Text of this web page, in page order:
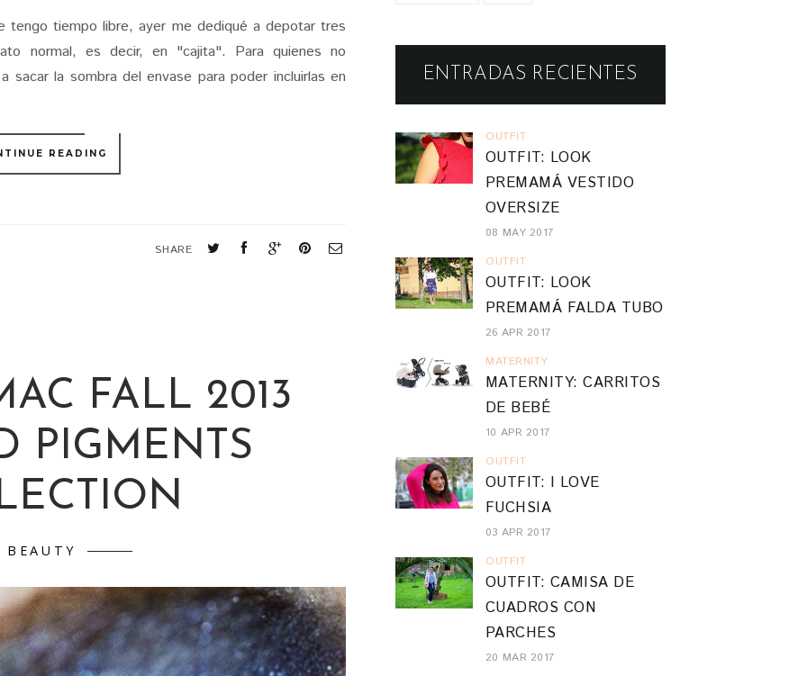
tengo tiempo libre, ayer me dediqué a depotar tres
normal, es decir, en "cajita". Para quienes no
sacar la sombra del envase para poder incluirlas en
READING
SHARE
FALL 2013
PIGMENTS
BEAUTY
ENTRADAS RECIENTES
OUTFIT
OUTFIT: LOOK
PREMAMÁ VESTIDO
OVERSIZE
08 MAY 2017
OUTFIT
OUTFIT: LOOK
PREMAMÁ FALDA TUBO
26 APR 2017
MATERNITY
MATERNITY: CARRITOS
DE BEBÉ
10 APR 2017
OUTFIT
OUTFIT: I LOVE
FUCHSIA
03 APR 2017
OUTFIT
OUTFIT: CAMISA DE
CUADROS CON
PARCHES
20 MAR 2017